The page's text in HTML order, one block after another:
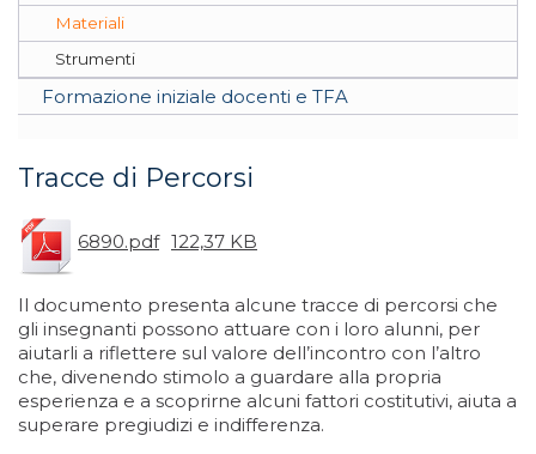
Materiali
Strumenti
Formazione iniziale docenti e TFA
Tracce di Percorsi
6890.pdf 122,37 KB
Il documento presenta alcune tracce di percorsi che
gli insegnanti possono attuare con i loro alunni, per
aiutarli a riflettere sul valore dell’incontro con l’altro
che, divenendo stimolo a guardare alla propria
esperienza e a scoprirne alcuni fattori costitutivi, aiuta a
superare pregiudizi e indifferenza.